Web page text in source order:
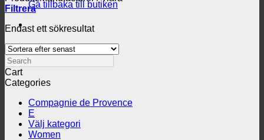
Gå tillbaka till butiken
Filtrera
Endast ett sökresultat
Search
Cart
Categories
Compagnie de Provence
E
Välj kategori
Women